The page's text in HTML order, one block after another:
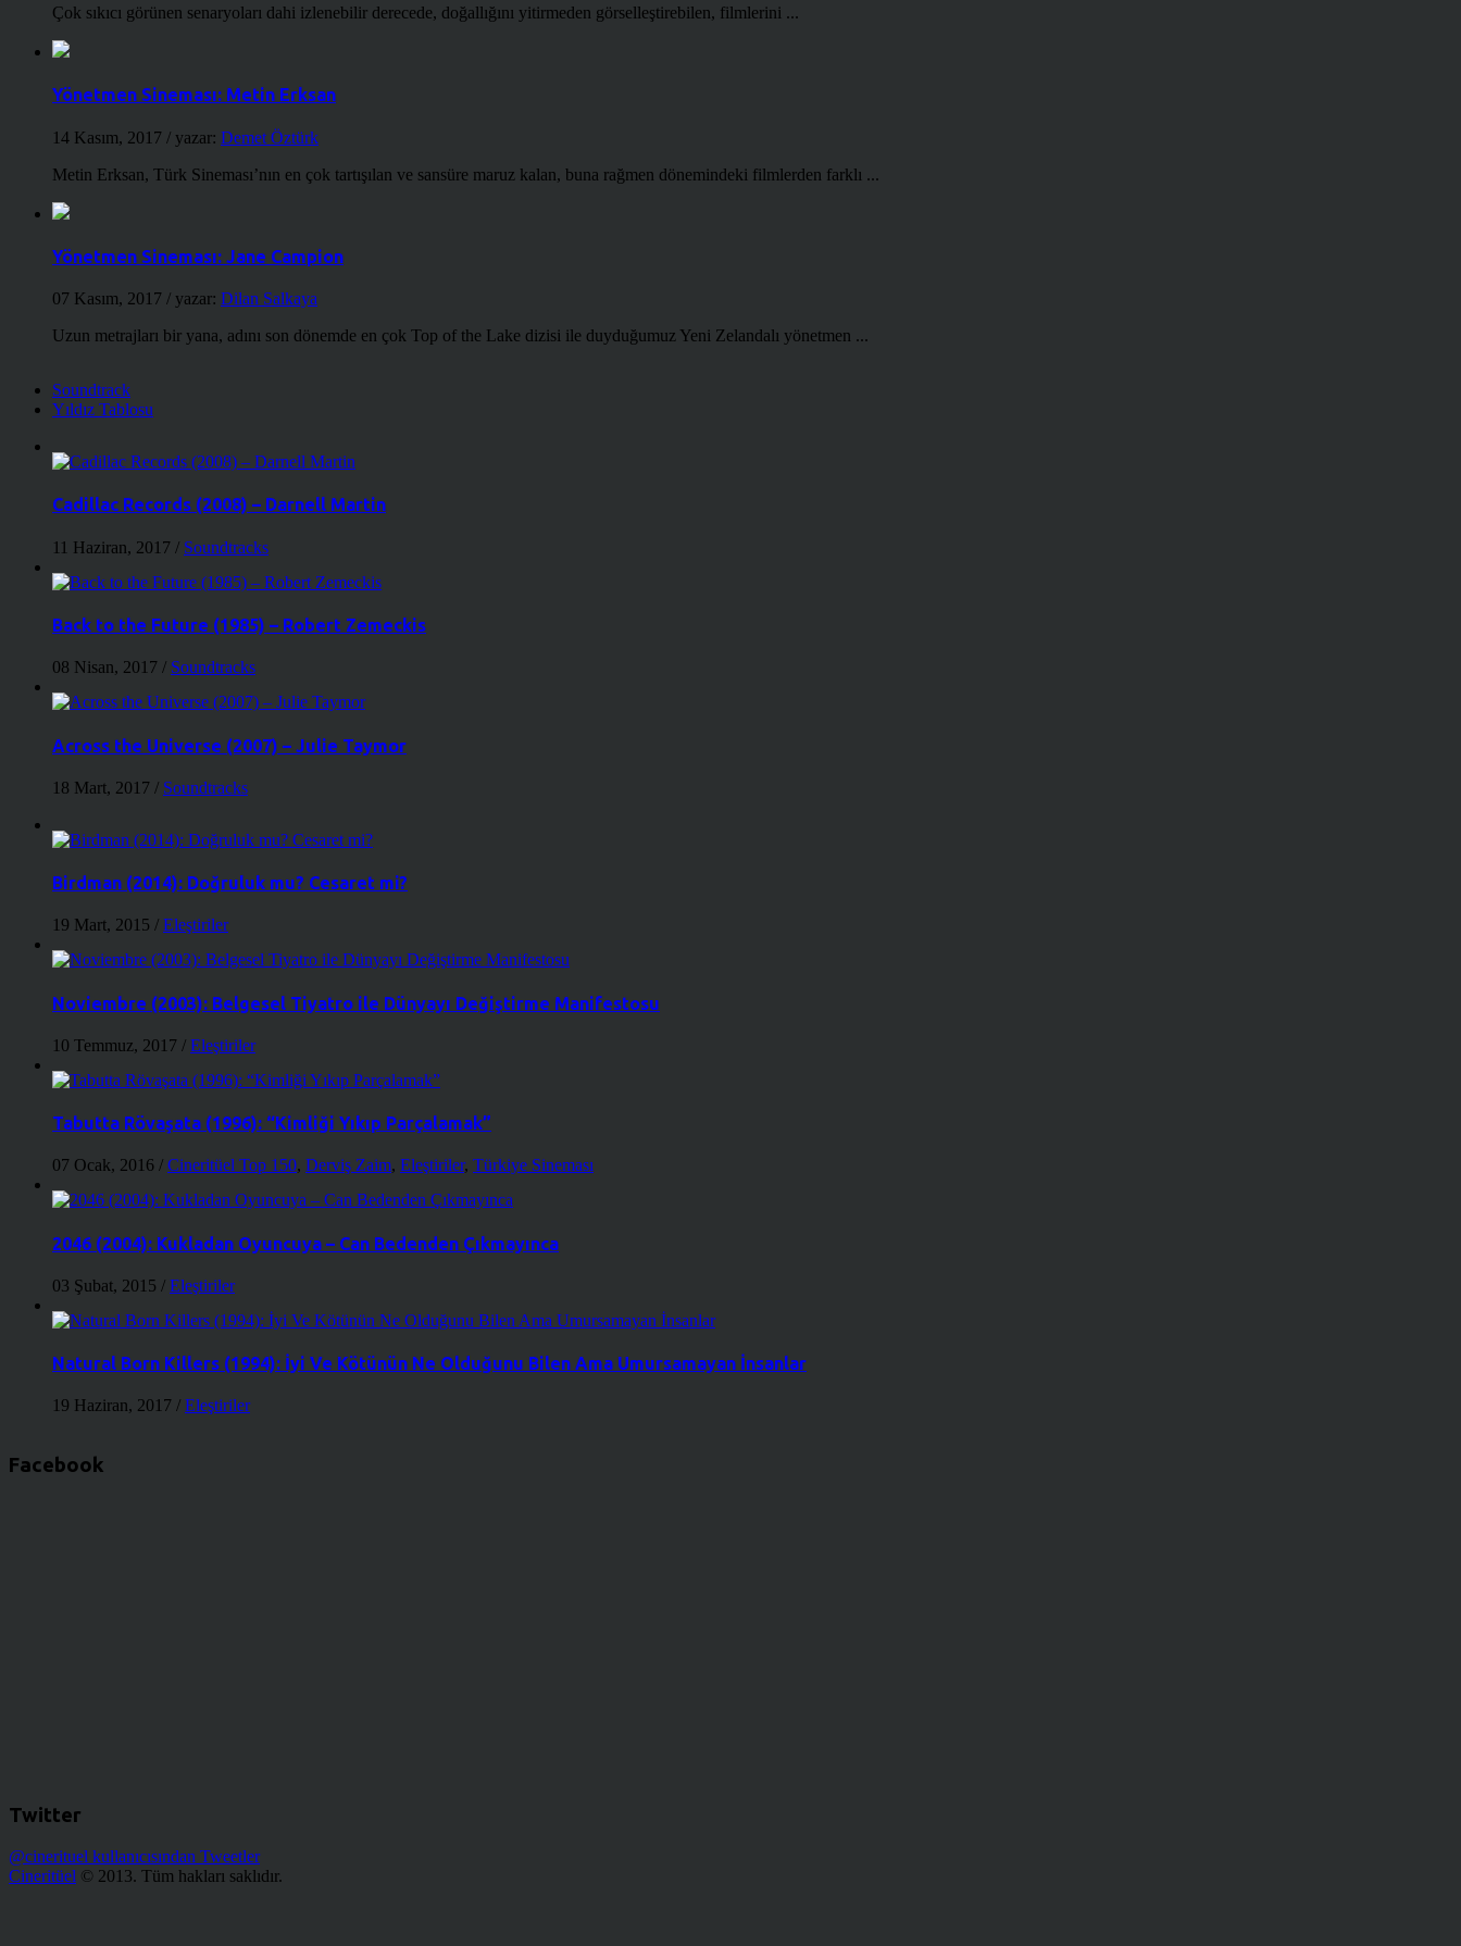
Çok sıkıcı görünen senaryoları dahi izlenebilir derecede, doğallığını yitirmeden görselleştirebilen, filmlerini ...
Yönetmen Sineması: Metin Erksan
14 Kasım, 2017 / yazar: Demet Öztürk
Metin Erksan, Türk Sineması’nın en çok tartışılan ve sansüre maruz kalan, buna rağmen dönemindeki filmlerden farklı ...
Yönetmen Sineması: Jane Campion
07 Kasım, 2017 / yazar: Dilan Salkaya
Uzun metrajları bir yana, adını son dönemde en çok Top of the Lake dizisi ile duyduğumuz Yeni Zelandalı yönetmen ...
Soundtrack
Yıldız Tablosu
Cadillac Records (2008) – Darnell Martin
11 Haziran, 2017 / Soundtracks
Back to the Future (1985) – Robert Zemeckis
08 Nisan, 2017 / Soundtracks
Across the Universe (2007) – Julie Taymor
18 Mart, 2017 / Soundtracks
Birdman (2014): Doğruluk mu? Cesaret mi?
19 Mart, 2015 / Eleştiriler
Noviembre (2003): Belgesel Tiyatro ile Dünyayı Değiştirme Manifestosu
10 Temmuz, 2017 / Eleştiriler
Tabutta Rövaşata (1996): “Kimliği Yıkıp Parçalamak”
07 Ocak, 2016 / Cineritüel Top 150, Derviş Zaim, Eleştiriler, Türkiye Sineması
2046 (2004): Kukladan Oyuncuya – Can Bedenden Çıkmayınca
03 Şubat, 2015 / Eleştiriler
Natural Born Killers (1994): İyi Ve Kötünün Ne Olduğunu Bilen Ama Umursamayan İnsanlar
19 Haziran, 2017 / Eleştiriler
Facebook
Twitter
@cinerituel kullanıcısından Tweetler
Cineritüel © 2013. Tüm hakları saklıdır.